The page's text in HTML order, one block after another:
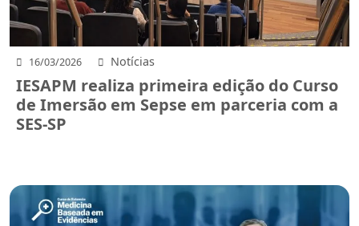
16/03/2026 Notícias
IESAPM realiza primeira edição do Curso
de Imersão em Sepse em parceria com a
SES-SP